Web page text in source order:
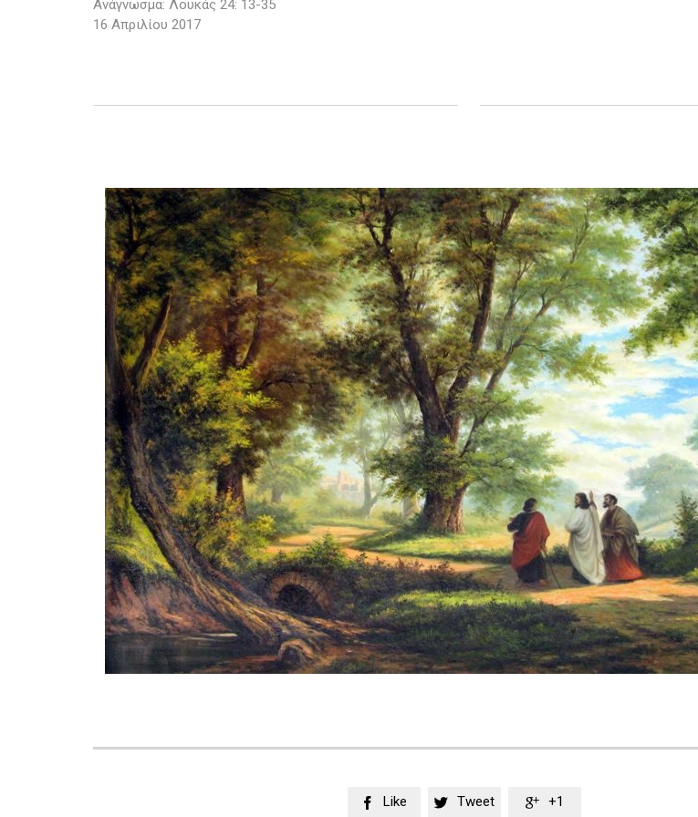
Ανάγνωσμα: Λουκάς 24: 13-35
16 Απριλίου 2017
 Like  Tweet  +1